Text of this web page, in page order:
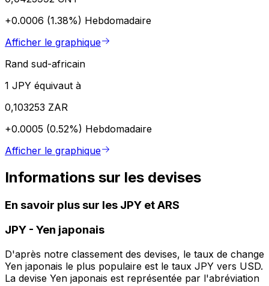
+0.0006 (1.38%) Hebdomadaire
Afficher le graphique
Rand sud-africain
1 JPY équivaut à
0,103253 ZAR
+0.0005 (0.52%) Hebdomadaire
Afficher le graphique
Informations sur les devises
En savoir plus sur les JPY et ARS
JPY - Yen japonais
D'après notre classement des devises, le taux de change
Yen japonais le plus populaire est le taux JPY vers USD.
La devise Yen japonais est représentée par l'abréviation